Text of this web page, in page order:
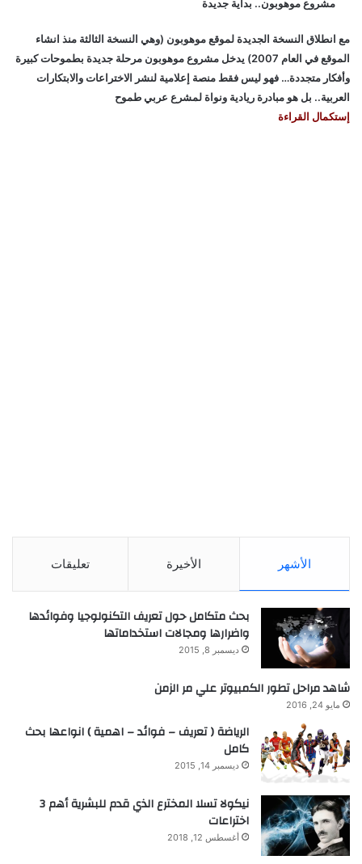
مشروع موهوبون.. بداية جديدة
مع انطلاق النسخة الجديدة لموقع موهوبون (وهي النسخة الثالثة منذ انشاء
الموقع في العام 2007) يدخل مشروع موهوبون مرحلة جديدة بطموحات كبيرة
وأفكار متجددة… فهو ليس فقط منصة إعلامية لنشر الاختراعات والابتكارات
العربية.. بل هو مبادرة ريادية ونواة لمشرع عربي طموح
إستكمال القراءة
الأشهر الأخيرة تعليقات
بحث متكامل حول تعريف التكنولوجيا وفوائدها
واضرارها ومجالات استخداماتها
ديسمبر 8, 2015
شاهد مراحل تطور الكمبيوتر علي مر الزمن
مايو 24, 2016
الرياضة ( تعريف – فوائد – اهمية ) انواعها بحث
كامل
ديسمبر 14, 2015
نيكولا تسلا المخترع الذي قدم للبشرية أهم 3
اختراعات
أغسطس 12, 2018